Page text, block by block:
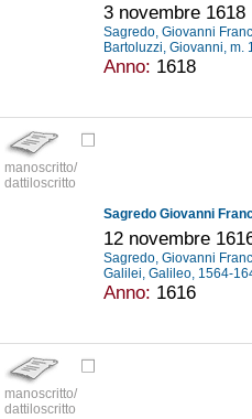
3 novembre 1618
Sagredo, Giovanni
Bartoluzzi, Giovanni, m.
Anno: 1618
manoscritto/
dattiloscritto
Sagredo Giovanni
12 novembre
Sagredo, Giovanni
Galilei, Galileo, 1564-
Anno: 1616
manoscritto/
dattiloscritto